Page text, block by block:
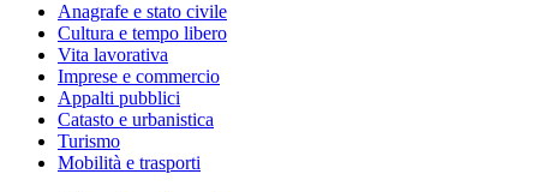
Anagrafe e stato civile
Cultura e tempo libero
Vita lavorativa
Imprese e commercio
Appalti pubblici
Catasto e urbanistica
Turismo
Mobilità e trasporti